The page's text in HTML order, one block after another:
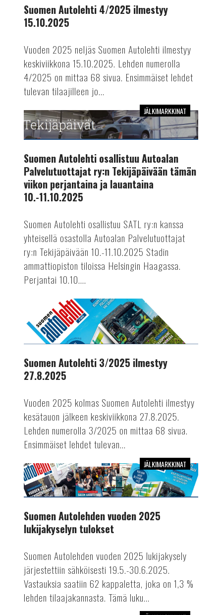
Suomen Autolehti 4/2025 ilmestyy
15.10.2025
Vuoden 2025 neljäs Suomen Autolehti ilmestyy
keskiviikkona 15.10.2025. Lehden numerolla
4/2025 on mittaa 68 sivua. Ensimmäiset lehdet
tulevan tilaajilleen jo...
Suomen
Autolehti
osallistuu
Autoalan
Palvelutuottajat
ry:n
Tekijäpäivään
tämän
perjantaina
ja
lauantaina
10.-11.10.2025
JÄLKIMARKKINAT
Suomen Autolehti osallistuu Autoalan
Palvelutuottajat ry:n Tekijäpäivään tämän
viikon perjantaina ja lauantaina
10.-11.10.2025
Suomen Autolehti osallistuu SATL ry:n kanssa
yhteisellä osastolla Autoalan Palvelutuottajat
ry:n Tekijäpäivään 10.-11.10.2025 Stadin
ammattiopiston tiloissa Helsingin Haagassa.
Perjantai 10.10....
Autolehti
3/2025
ilmestyy
AUTOTEKNIIKKA
Suomen Autolehti 3/2025 ilmestyy
27.8.2025
Vuoden 2025 kolmas Suomen Autolehti ilmestyy
kesätauon jälkeen keskiviikkona 27.8.2025.
Lehden numerolla 3/2025 on mittaa 68 sivua.
Ensimmäiset lehdet tulevan...
Suomen
Autolehden
vuoden
lukijakyselyn
tulokset
JÄLKIMARKKINAT
Suomen Autolehden vuoden 2025
lukijakyselyn tulokset
Suomen Autolehden vuoden 2025 lukijakysely
järjestettiin sähköisesti 19.5.-30.6.2025.
Vastauksia saatiin 62 kappaletta, joka on 1,3 %
lehden tilaajakannasta. Tämä luku...